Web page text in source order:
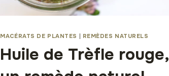
MACÉRATS DE PLANTES REMÈDES NATURELS
Huile de Trèfle rouge,